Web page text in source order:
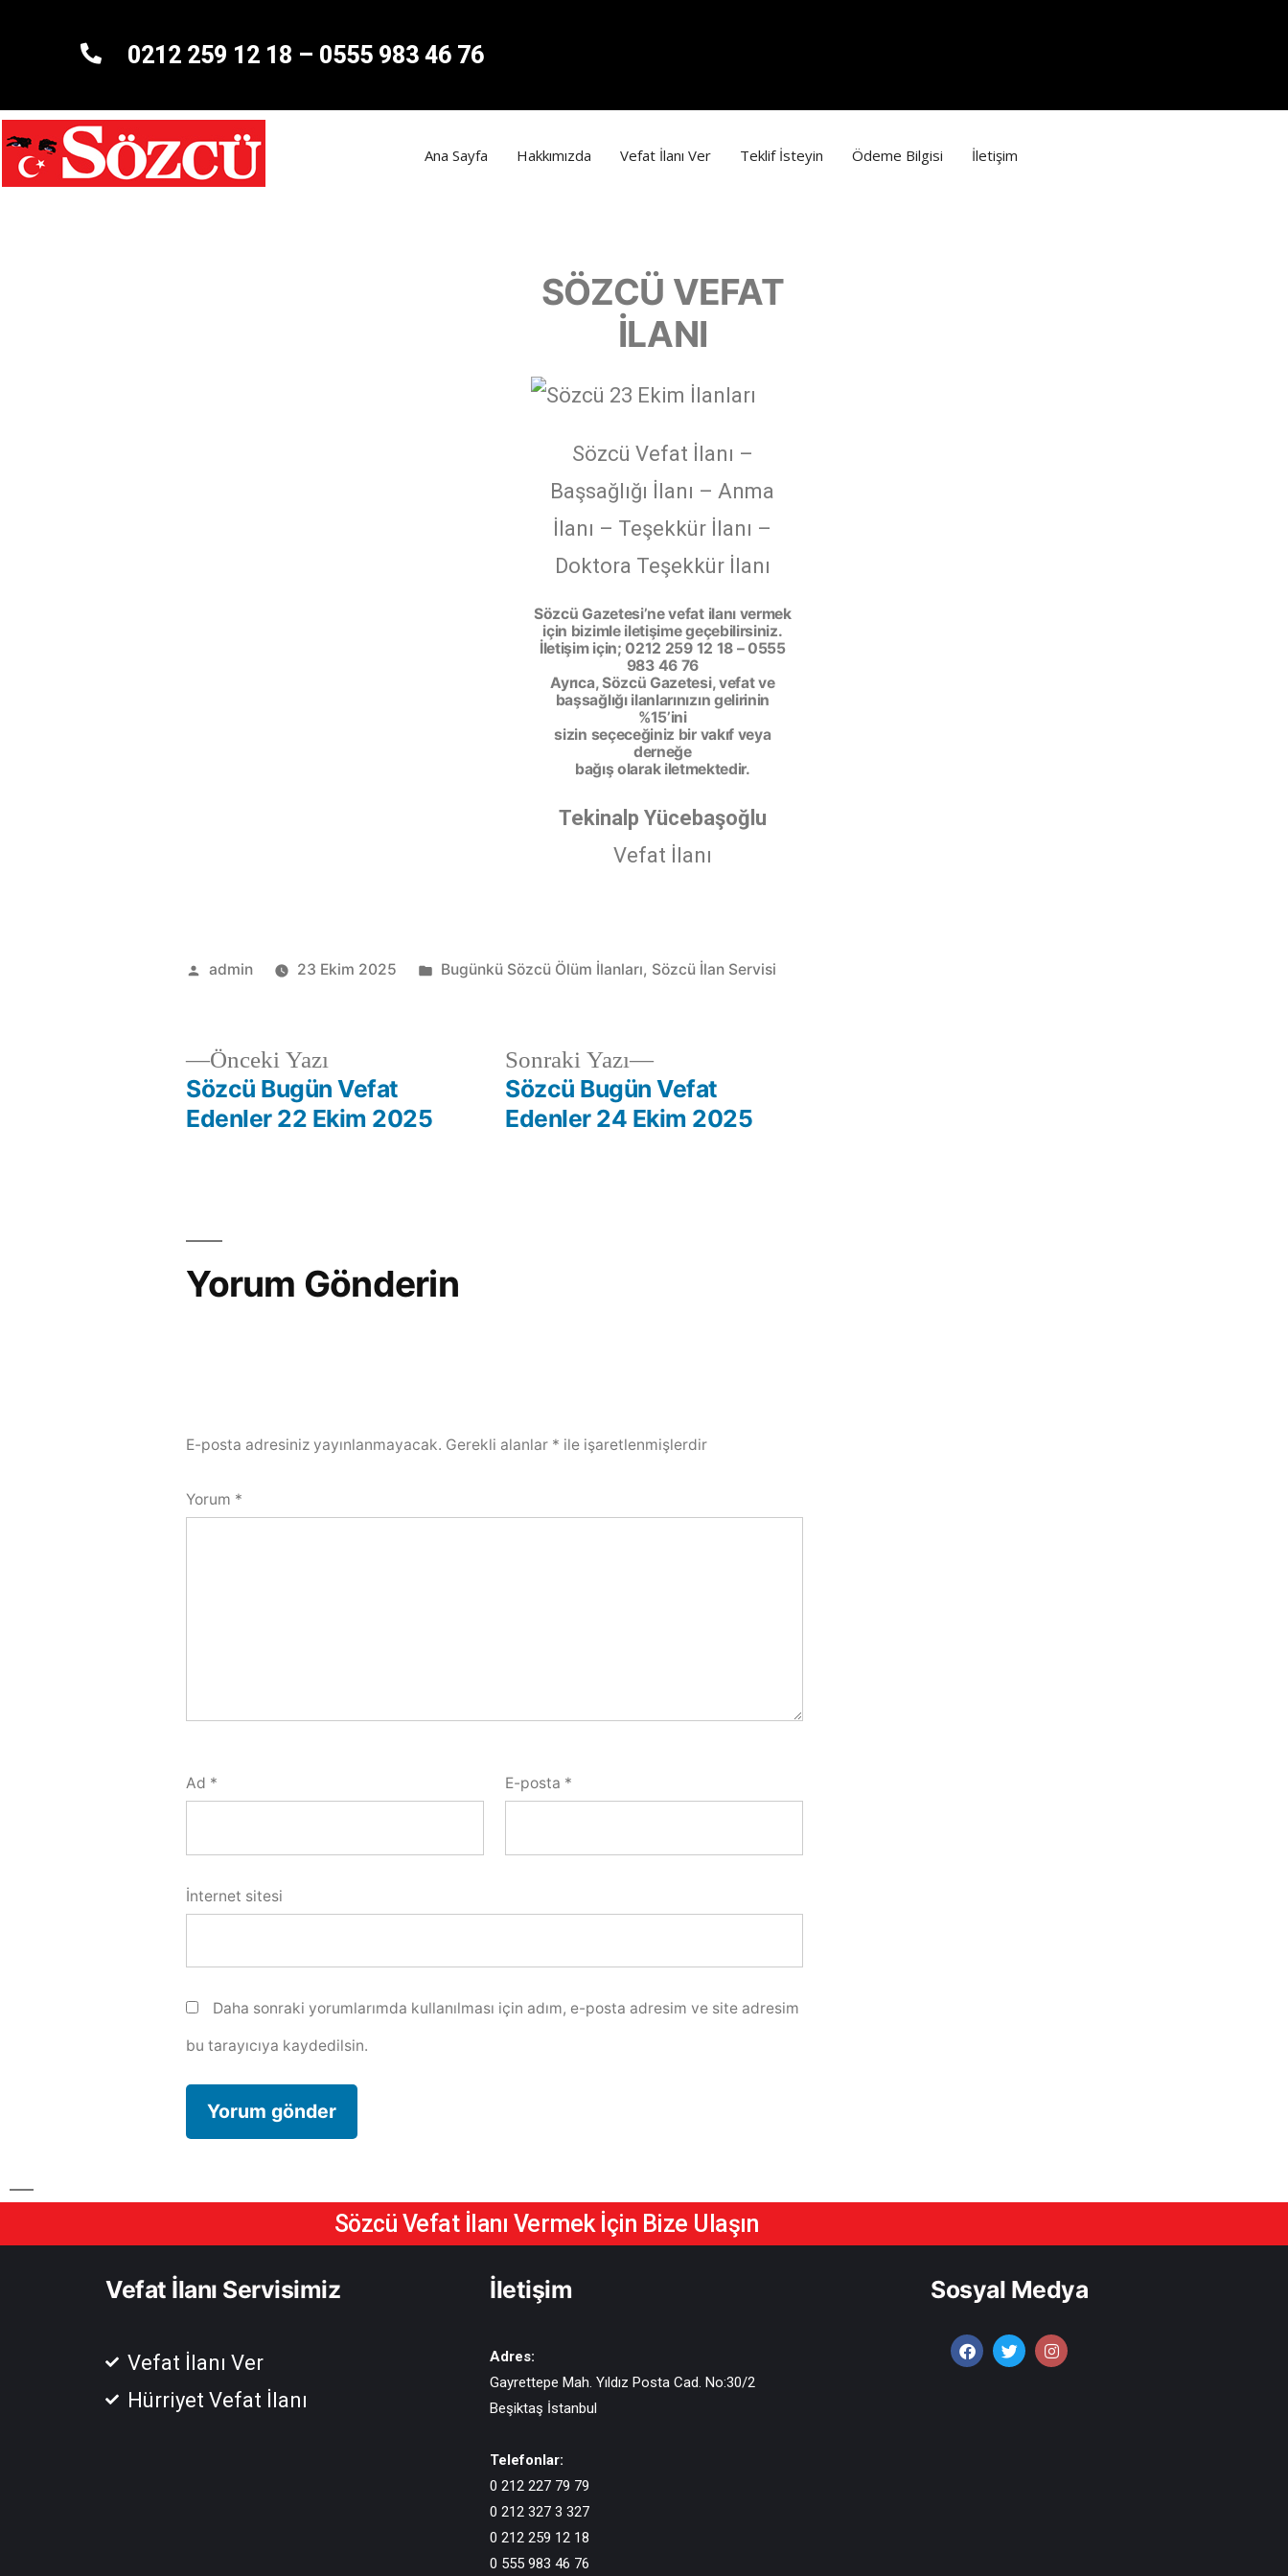
0212 259 12 18 – 0555 983 46 76
Ana Sayfa Hakkımızda Vefat İlanı Ver Teklif İsteyin Ödeme Bilgisi İletişim
SÖZCÜ VEFAT
İLANI
Sözcü Vefat İlanı –
Başsağlığı İlanı – Anma
İlanı – Teşekkür İlanı –
Doktora Teşekkür İlanı
Sözcü Gazetesi’ne vefat ilanı vermek
için bizimle iletişime geçebilirsiniz.
İletişim için; 0212 259 12 18 – 0555
983 46 76
Ayrıca, Sözcü Gazetesi, vefat ve
başsağlığı ilanlarınızın gelirinin
%15’ini
sizin seçeceğiniz bir vakıf veya
derneğe
bağış olarak iletmektedir.
Tekinalp Yücebaşoğlu
Vefat İlanı
admin 23 Ekim 2025 Bugünkü Sözcü Ölüm İlanları, Sözcü İlan Servisi
Önceki Yazı
Sözcü Bugün Vefat
Edenler 22 Ekim 2025
Sonraki Yazı
Sözcü Bugün Vefat
Edenler 24 Ekim 2025
Yorum Gönderin
E-posta adresiniz yayınlanmayacak. Gerekli alanlar * ile işaretlenmişlerdir
Yorum *
Ad * E-posta *
İnternet sitesi
Daha sonraki yorumlarımda kullanılması için adım, e-posta adresim ve site adresim
bu tarayıcıya kaydedilsin.
Sözcü Vefat İlanı Vermek İçin Bize Ulaşın
Vefat İlanı Servisimiz
Vefat İlanı Ver
Hürriyet Vefat İlanı
İletişim
Adres:
Gayrettepe Mah. Yıldız Posta Cad. No:30/2
Beşiktaş İstanbul
Telefonlar:
0 212 227 79 79
0 212 327 3 327
0 212 259 12 18
0 555 983 46 76
Sosyal Medya